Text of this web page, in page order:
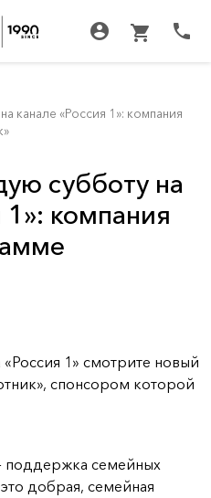
account_circle shopping_cart call
канале «Россия 1»: компания
субботу на
1»: компания
1» смотрите новый
спонсором которой
поддержка семейных
добрая, семейная